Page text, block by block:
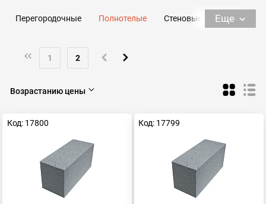
Перегородочные Полнотелые
Стеновые
Еще
1 2
Возрастанию цены
Код: 17800 Код: 17799